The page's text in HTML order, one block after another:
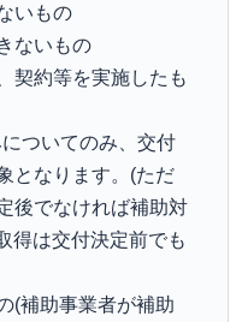
いもの
ないもの
契約等を実施したも
ついてのみ、交付
となります。(ただ
後でなければ補助対
得は交付決定前でも
(補助事業者が補助